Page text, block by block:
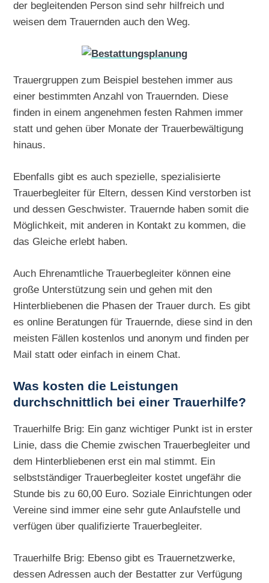
der begleitenden Person sind sehr hilfreich und
weisen dem Trauernden auch den Weg.
Trauergruppen zum Beispiel bestehen immer aus
einer bestimmten Anzahl von Trauernden. Diese
finden in einem angenehmen festen Rahmen immer
statt und gehen über Monate der Trauerbewältigung
hinaus.
Ebenfalls gibt es auch spezielle, spezialisierte
Trauerbegleiter für Eltern, dessen Kind verstorben ist
und dessen Geschwister. Trauernde haben somit die
Möglichkeit, mit anderen in Kontakt zu kommen, die
das Gleiche erlebt haben.
Auch Ehrenamtliche Trauerbegleiter können eine
große Unterstützung sein und gehen mit den
Hinterbliebenen die Phasen der Trauer durch. Es gibt
es online Beratungen für Trauernde, diese sind in den
meisten Fällen kostenlos und anonym und finden per
Mail statt oder einfach in einem Chat.
Was kosten die Leistungen
durchschnittlich bei einer Trauerhilfe?
Trauerhilfe Brig: Ein ganz wichtiger Punkt ist in erster
Linie, dass die Chemie zwischen Trauerbegleiter und
dem Hinterbliebenen erst ein mal stimmt. Ein
selbstständiger Trauerbegleiter kostet ungefähr die
Stunde bis zu 60,00 Euro. Soziale Einrichtungen oder
Vereine sind immer eine sehr gute Anlaufstelle und
verfügen über qualifizierte Trauerbegleiter.
Trauerhilfe Brig: Ebenso gibt es Trauernetzwerke,
dessen Adressen auch der Bestatter zur Verfügung